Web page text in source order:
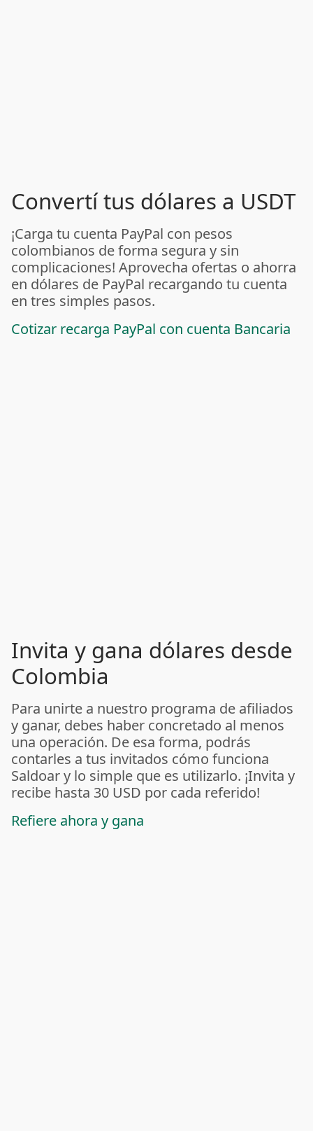
Convertí tus dólares a USDT
¡Carga tu cuenta PayPal con pesos
colombianos de forma segura y sin
complicaciones! Aprovecha ofertas o ahorra
en dólares de PayPal recargando tu cuenta
en tres simples pasos.
Cotizar recarga PayPal con cuenta Bancaria
Invita y gana dólares desde
Colombia
Para unirte a nuestro programa de afiliados
y ganar, debes haber concretado al menos
una operación. De esa forma, podrás
contarles a tus invitados cómo funciona
Saldoar y lo simple que es utilizarlo. ¡Invita y
recibe hasta 30 USD por cada referido!
Refiere ahora y gana